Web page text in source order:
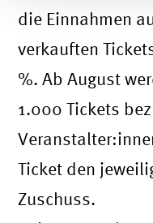
die Einnahmen
verkauften
%. Ab August
1.000 Tickets
Ticket den
Zuschuss.